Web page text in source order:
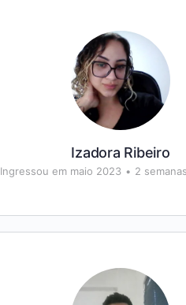
Izadora Ribeiro
Ingressou em maio 2023 • 2